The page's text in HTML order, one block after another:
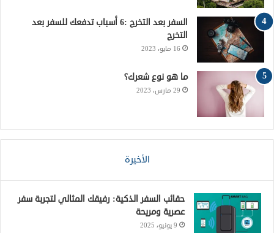
R
السفر بعد التخرج :6 أسباب تدفعك للسفر بعد
التخرج
16 مايو، 2023
ما هو نوع شعرك؟
29 مارس، 2023
الأخيرة
حقائب السفر الذكية: رفيقك المثالي لتجربة سفر
عصرية ومريحة
9 يونيو، 2025